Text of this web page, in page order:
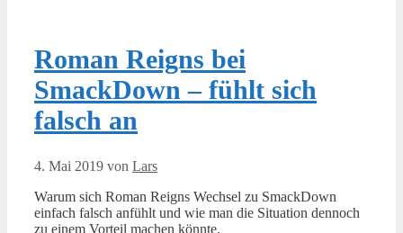
Roman Reigns bei
SmackDown – fühlt sich
falsch an
4. Mai 2019 von Lars
Warum sich Roman Reigns Wechsel zu SmackDown
einfach falsch anfühlt und wie man die Situation dennoch
zu einem Vorteil machen könnte.